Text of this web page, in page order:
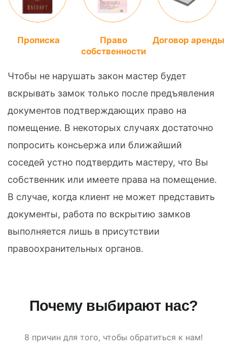
Прописка
Право
собственности
Договор аренды
Чтобы не нарушать закон мастер будет
вскрывать замок только после предъявления
документов подтверждающих право на
помещение. В некоторых случаях достаточно
попросить консьержа или ближайший
соседей устно подтвердить мастеру, что Вы
собственник или имеете права на помещение.
В случае, когда клиент не может представить
документы, работа по вскрытию замков
выполняется лишь в присутствии
правоохранительных органов.
Почему выбирают нас?
8 причин для того, чтобы обратиться к нам!